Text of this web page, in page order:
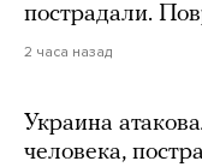
пострадали.
2 часа назад
Украина
человека,